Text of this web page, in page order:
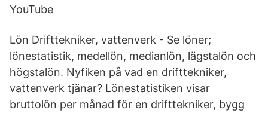
YouTube
Lön Drifttekniker, vattenverk - Se löner;
lönestatistik, medellön, medianlön, lägstalön och
högstalön. Nyfiken på vad en drifttekniker,
vattenverk tjänar? Lönestatistiken visar
bruttolön per månad för en drifttekniker, bygg